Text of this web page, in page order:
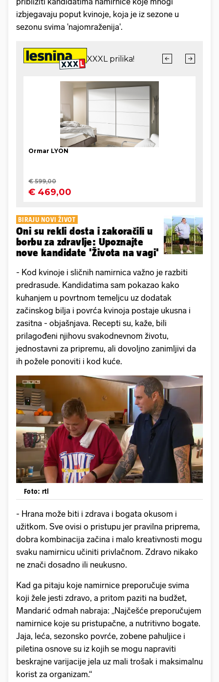
izbjegavaju poput kvinoje, koja je iz sezone u
sezonu svima 'najomraženija'.
BIRAJU NOVI ŽIVOT
Oni su rekli dosta i zakoračili u
borbu za zdravlje: Upoznajte
nove kandidate 'Života na vagi'
- Kod kvinoje i sličnih namirnica važno je razbiti
predrasude. Kandidatima sam pokazao kako
kuhanjem u povrtnom temeljcu uz dodatak
začinskog bilja i povrća kvinoja postaje ukusna i
zasitna - objašnjava. Recepti su, kaže, bili
prilagođeni njihovu svakodnevnom životu,
jednostavni za pripremu, ali dovoljno zanimljivi da
ih požele ponoviti i kod kuće.
Foto: rtl
- Hrana može biti i zdrava i bogata okusom i
užitkom. Sve ovisi o pristupu jer pravilna priprema,
dobra kombinacija začina i malo kreativnosti mogu
svaku namirnicu učiniti privlačnom. Zdravo nikako
ne znači dosadno ili neukusno.
Kad ga pitaju koje namirnice preporučuje svima
koji žele jesti zdravo, a pritom paziti na budžet,
Mandarić odmah nabraja: „Najčešće preporučujem
namirnice koje su pristupačne, a nutritivno bogate.
Jaja, leća, sezonsko povrće, zobene pahuljice i
piletina osnove su iz kojih se mogu napraviti
beskrajne varijacije jela uz mali trošak i maksimalnu
korist za organizam.“